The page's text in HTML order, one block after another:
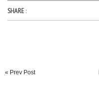
SHARE :
« Prev Post